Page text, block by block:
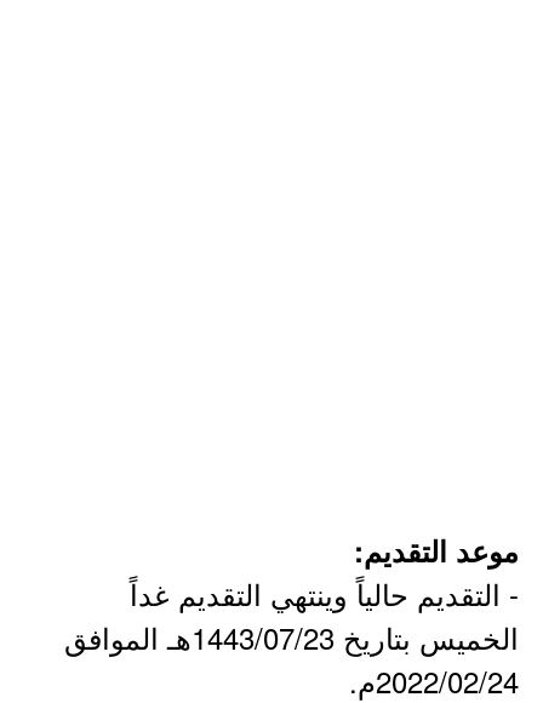
موعد التقديم:
- التقديم حالياً وينتهي التقديم غداً
الخميس بتاريخ 1443/07/23هـ الموافق
2022/02/24م.